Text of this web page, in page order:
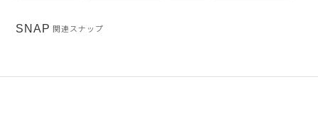
SNAP 関連スナップ